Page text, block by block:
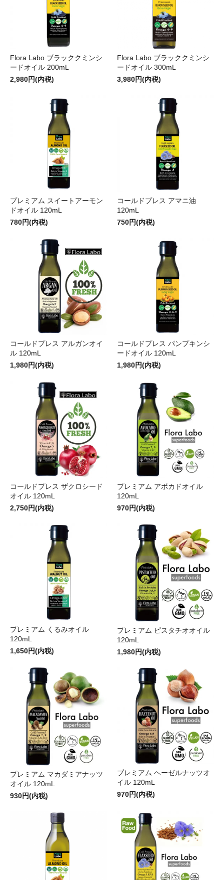
Flora Labo ブラッククミンシ
ードオイル 200mL
2,980円(内税)
Flora Labo ブラッククミンシ
ードオイル 300mL
3,980円(内税)
プレミアム スイートアーモン
ドオイル 120mL
780円(内税)
コールドプレス アマニ油
120mL
750円(内税)
コールドプレス アルガンオイ
ル 120mL
1,980円(内税)
コールドプレス パンプキンシ
ードオイル 120mL
1,980円(内税)
コールドプレス ザクロシード
オイル 120mL
2,750円(内税)
プレミアム アボカドオイル
120mL
970円(内税)
プレミアム くるみオイル
120mL
1,650円(内税)
プレミアム ピスタチオオイル
120mL
1,980円(内税)
プレミアム マカダミアナッツ
オイル 120mL
930円(内税)
プレミアム ヘーゼルナッツオ
イル 120mL
970円(内税)